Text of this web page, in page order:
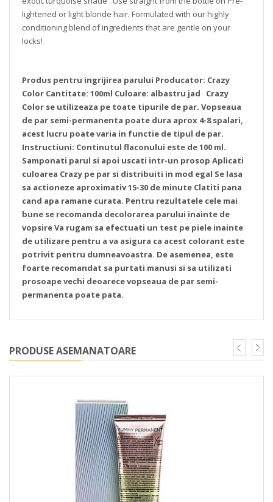
lightened or light blonde hair. Formulated with our highly
conditioning blend of ingredients that are gentle on your
locks!
Produs pentru ingrijirea parului Producator: Crazy
Color Cantitate: 100ml Culoare: albastru jad
Crazy
Color se utilizeaza pe toate tipurile de par. Vopseaua
de par semi-permanenta poate dura aprox 4-8 spalari,
acest lucru poate varia in functie de tipul de par.
Instructiuni: Continutul flaconului este de 100 ml.
Samponati parul si apoi uscati intr-un prosop Aplicati
culoarea Crazy pe par si distribuiti in mod egal Se lasa
sa actioneze aproximativ 15-30 de minute Clatiti pana
cand apa ramane curata. Pentru rezultatele cele mai
bune se recomanda decolorarea parului inainte de
vopsireVa rugam sa efectuati un test pe piele inainte
de utilizare pentru a va asigura ca acest colorant este
potrivit pentru dumneavoastra. De asemenea, este
foarte recomandat sa purtati manusi si sa utilizati
prosoape vechi deoarece vopseaua de par semi-
permanenta poate pata.
PRODUSE ASEMANATOARE